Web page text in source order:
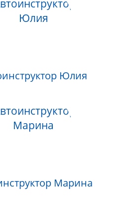
Юлия
Марина